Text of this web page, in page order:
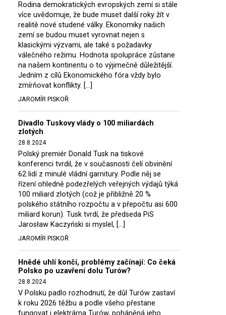
Rodina demokratických evropských zemí si stále
více uvědomuje, že bude muset další roky žít v
realitě nové studené války. Ekonomiky našich
zemí se budou muset vyrovnat nejen s
klasickými výzvami, ale také s požadavky
válečného režimu. Hodnota spolupráce zůstane
na našem kontinentu o to výjimečně důležitější.
Jedním z cílů Ekonomického fóra vždy bylo
zmírňovat konflikty. […]
JAROMÍR PISKOŘ
Divadlo Tuskovy vlády o 100 miliardách
zlotých
28.8.2024
Polský premiér Donald Tusk na tiskové
konferenci tvrdil, že v současnosti čelí obvinění
62 lidí z minulé vládní garnitury. Podle něj se
řízení ohledně podezřelých veřejných výdajů týká
100 miliard zlotých (což je přibližně 20 %
polského státního rozpočtu a v přepočtu asi 600
miliard korun). Tusk tvrdí, že předseda PiS
Jarosław Kaczyński si myslel, […]
JAROMÍR PISKOŘ
Hnědé uhlí končí, problémy začínají: Co čeká
Polsko po uzavření dolu Turów?
28.8.2024
V Polsku padlo rozhodnutí, že důl Turów zastaví
k roku 2026 těžbu a podle všeho přestane
fungovat i elektrárna Turów, poháněná jeho